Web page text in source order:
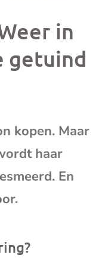
berichtberichtbericht
in
getuind
kopen. Maar
haar
En